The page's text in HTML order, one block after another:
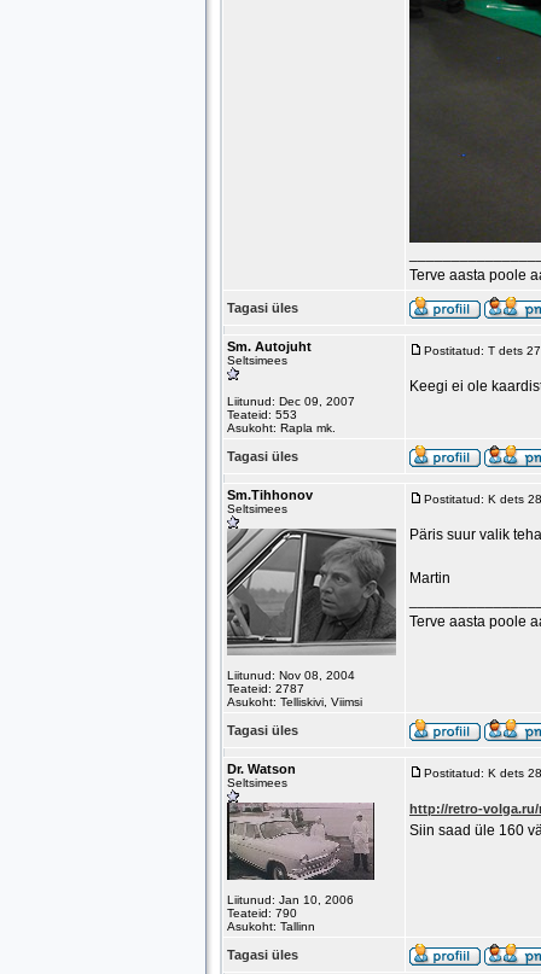
Terve aasta poole
Tagasi üles
Sm. Autojuht
Seltsimees
Liitunud: Dec 09, 2007
Teateid: 553
Asukoht: Rapla mk.
Postitatud: T dets
Keegi ei ole
Tagasi üles
Sm.Tihhonov
Seltsimees
Liitunud: Nov 08, 2004
Teateid: 2787
Asukoht: Telliskivi, Viimsi
Postitatud: K dets
Päris suur valik
Martin
Terve aasta poole
Tagasi üles
Dr. Watson
Seltsimees
Liitunud: Jan 10, 2006
Teateid: 790
Asukoht: Tallinn
Postitatud: K dets
http://retro-
Siin saad üle 160
Tagasi üles